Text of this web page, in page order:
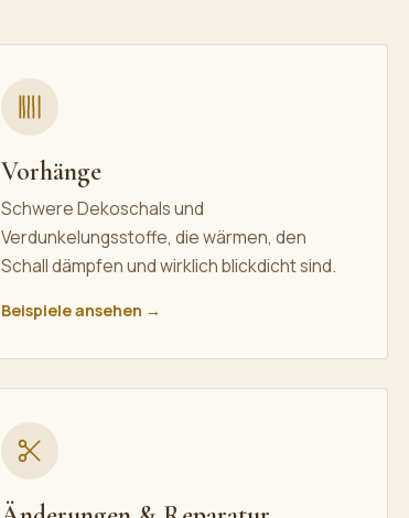
Vorhänge
Schwere Dekoschals und
Verdunkelungsstoffe, die wärmen, den
Schall dämpfen und wirklich blickdicht sind.
Beispiele ansehen →